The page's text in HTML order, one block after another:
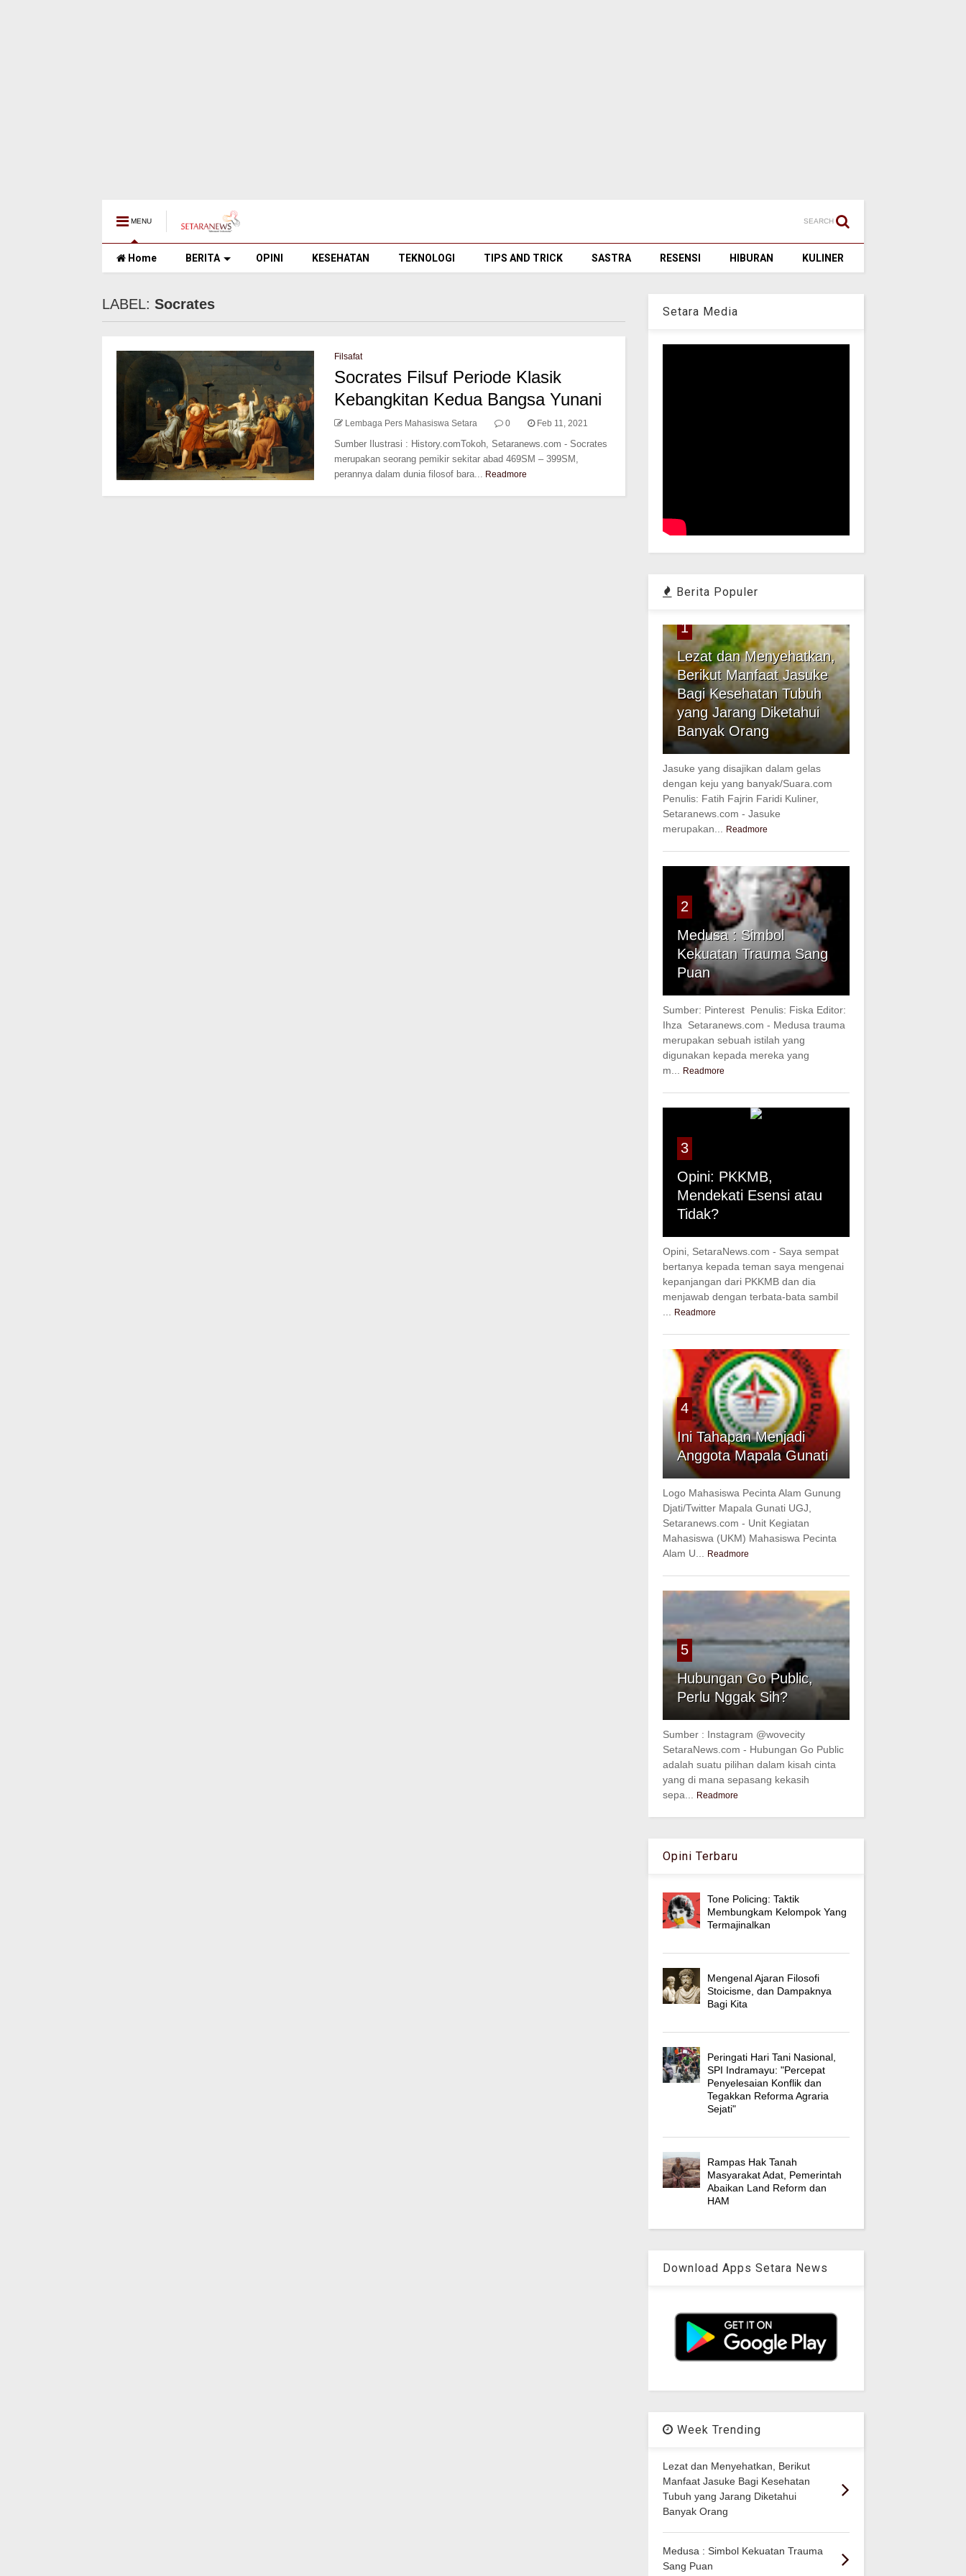
MENU SEARCH
Home BERITA OPINI KESEHATAN TEKNOLOGI TIPS AND TRICK SASTRA RESENSI HIBURAN KULINER
LABEL: Socrates
Filsafat
Socrates Filsuf Periode Klasik
Kebangkitan Kedua Bangsa Yunani
Lembaga Pers Mahasiswa Setara 0 Feb 11, 2021
Sumber Ilustrasi : History.comTokoh, Setaranews.com - Socrates
merupakan seorang pemikir sekitar abad 469SM – 399SM,
perannya dalam dunia filosof bara... Readmore
Setara Media
Berita Populer
1
Lezat dan Menyehatkan,
Berikut Manfaat Jasuke
Bagi Kesehatan Tubuh
yang Jarang Diketahui
Banyak Orang
Jasuke yang disajikan dalam gelas
dengan keju yang banyak/Suara.com
Penulis: Fatih Fajrin Faridi Kuliner,
Setaranews.com - Jasuke
merupakan...
Readmore
2
Medusa : Simbol
Kekuatan Trauma Sang
Puan
Sumber: Pinterest Penulis: Fiska Editor:
Ihza Setaranews.com - Medusa trauma
merupakan sebuah istilah yang
digunakan kepada mereka yang
m...
Readmore
3
Opini: PKKMB,
Mendekati Esensi atau
Tidak?
Opini, SetaraNews.com - Saya sempat
bertanya kepada teman saya mengenai
kepanjangan dari PKKMB dan dia
menjawab dengan terbata-bata sambil
Readmore
4
Ini Tahapan Menjadi
Anggota Mapala Gunati
Logo Mahasiswa Pecinta Alam Gunung
Djati/Twitter Mapala Gunati UGJ,
Setaranews.com - Unit Kegiatan
Mahasiswa (UKM) Mahasiswa Pecinta
Alam U...
Readmore
5
Hubungan Go Public,
Perlu Nggak Sih?
Sumber : Instagram @wovecity
SetaraNews.com - Hubungan Go Public
adalah suatu pilihan dalam kisah cinta
yang di mana sepasang kekasih
sepa...
Readmore
Opini Terbaru
Tone Policing: Taktik
Membungkam Kelompok Yang
Termajinalkan
Mengenal Ajaran Filosofi
Stoicisme, dan Dampaknya
Bagi Kita
Peringati Hari Tani Nasional,
SPI Indramayu: "Percepat
Penyelesaian Konflik dan
Tegakkan Reforma Agraria
Sejati"
Rampas Hak Tanah
Masyarakat Adat, Pemerintah
Abaikan Land Reform dan
HAM
Download Apps Setara News
Week Trending
Lezat dan Menyehatkan, Berikut
Manfaat Jasuke Bagi Kesehatan
Tubuh yang Jarang Diketahui
Banyak Orang
Medusa : Simbol Kekuatan Trauma
Sang Puan